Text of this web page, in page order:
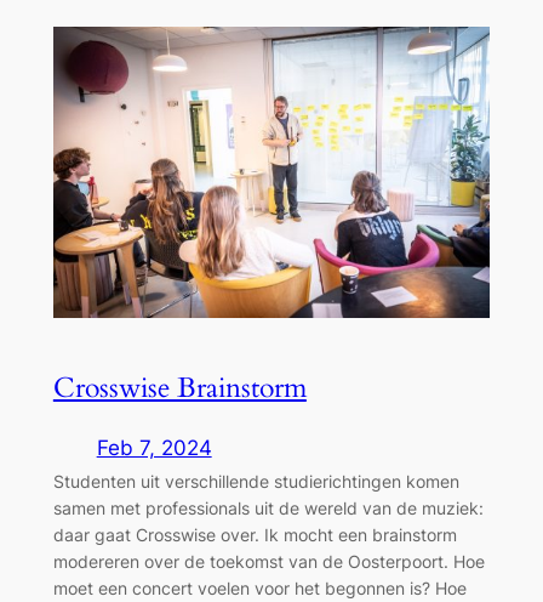
Crosswise Brainstorm
Feb 7, 2024
Studenten uit verschillende studierichtingen komen
samen met professionals uit de wereld van de muziek:
daar gaat Crosswise over. Ik mocht een brainstorm
modereren over de toekomst van de Oosterpoort. Hoe
moet een concert voelen voor het begonnen is? Hoe